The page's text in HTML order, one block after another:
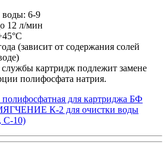
воды: 6-9
12 л/мин
(зависит от содержания солей
службы картридж подлежит замене
полифосфата натрия.
для картриджа БФ
К-2 для очистки воды
10)